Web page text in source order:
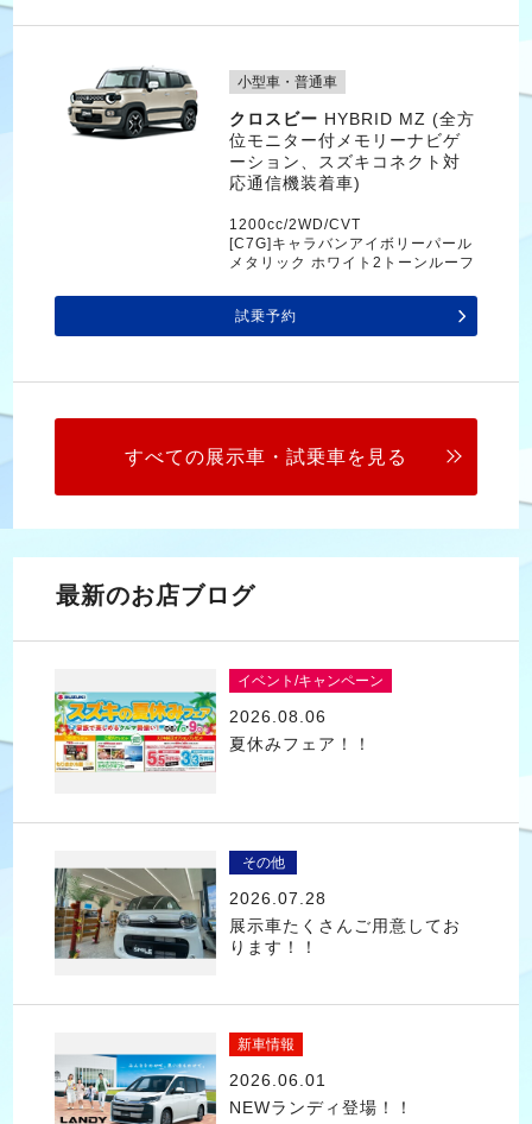
小型車・普通車
クロスビー HYBRID MZ (全方
位モニター付メモリーナビゲ
ーション、スズキコネクト対
応通信機装着車)
1200cc/2WD/CVT
[C7G]キャラバンアイボリーパール
メタリック ホワイト2トーンルーフ
試乗予約
すべての展示車・試乗車を見る
最新のお店ブログ
イベント/キャンペーン
2026.08.06
夏休みフェア！！
その他
2026.07.28
展示車たくさんご用意してお
ります！！
新車情報
2026.06.01
NEWランディ登場！！